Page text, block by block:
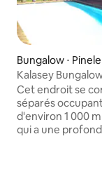
Bungalow ⋅
Kalasey
Cet endroit se
séparés
d'environ 1 000
qui a une